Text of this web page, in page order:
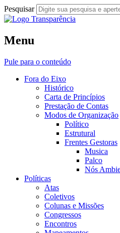
Pesquisar
Transparência
Fora do Eixo
Menu
Pule para o conteúdo
Fora do Eixo
Histórico
Carta de Princípios
Prestação de Contas
Modos de Organização
Político
Estrutural
Frentes Gestoras
Musica
Palco
Nós
Políticas
Atas
Coletivos
Colunas e Missões
Congressos
Encontros